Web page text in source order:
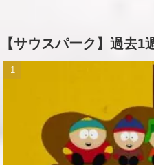
【サウスパーク】過去1